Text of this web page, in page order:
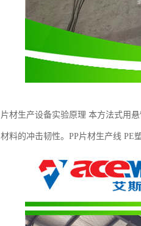
片材生产设备实验原理 本方法式用
材料的冲击韧性。PP片材生产线 PE